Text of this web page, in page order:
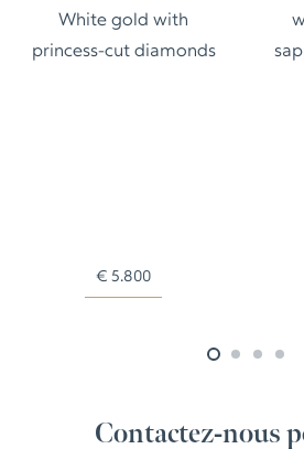
White gold with
princess-cut diamonds
€ 5.800
Contactez-nous